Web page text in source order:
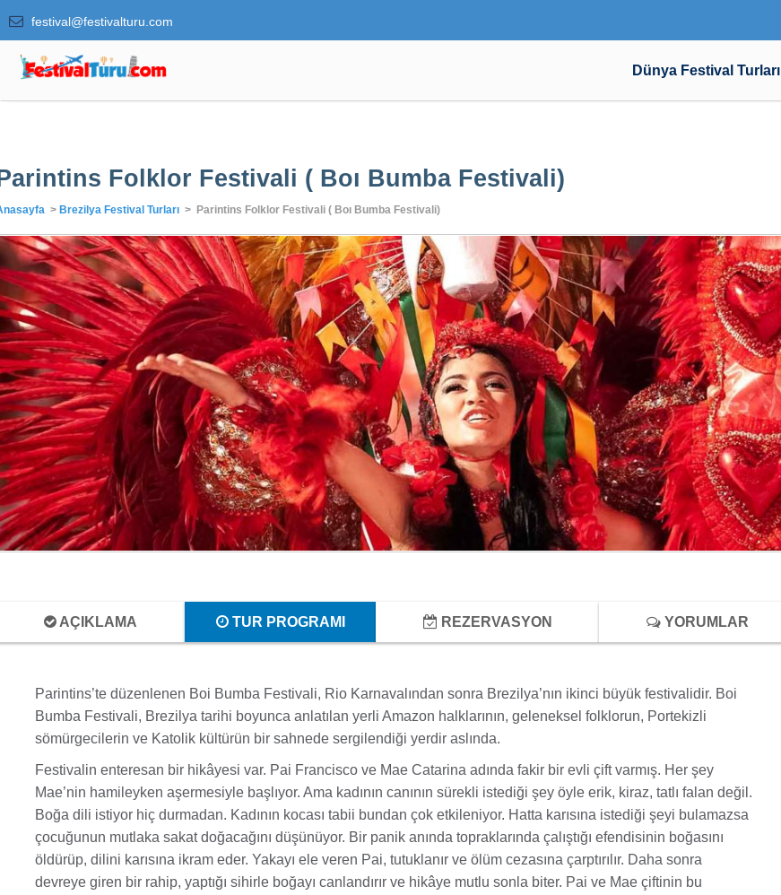
festival@festivalturu.com
Dünya Festival Turları
Folklor Festivali ( Boı Bumba Festivali)
> Brezilya Festival Turları > Parintins Folklor Festivali ( Boı Bumba Festivali)
AÇIKLAMA TUR PROGRAMI REZERVASYON YORUMLAR
Parintins’te düzenlenen Boi Bumba Festivali, Rio Karnavalından sonra Brezilya’nın ikinci büyük festivalidir. Boi
Bumba Festivali, Brezilya tarihi boyunca anlatılan yerli Amazon halklarının, geleneksel folklorun, Portekizli
sömürgecilerin ve Katolik kültürün bir sahnede sergilendiği yerdir aslında.
Festivalin enteresan bir hikâyesi var. Pai Francisco ve Mae Catarina adında fakir bir evli çift varmış. Her şey
Mae’nin hamileyken aşermesiyle başlıyor. Ama kadının canının sürekli istediği şey öyle erik, kiraz, tatlı falan değil.
Boğa dili istiyor hiç durmadan. Kadının kocası tabii bundan çok etkileniyor. Hatta karısına istediği şeyi bulamazsa
çocuğunun mutlaka sakat doğacağını düşünüyor. Bir panik anında topraklarında çalıştığı efendisinin boğasını
öldürüp, dilini karısına ikram eder. Yakayı ele veren Pai, tutuklanır ve ölüm cezasına çarptırılır. Daha sonra
devreye giren bir rahip, yaptığı sihirle boğayı canlandırır ve hikâye mutlu sonla biter. Pai ve Mae çiftinin bu